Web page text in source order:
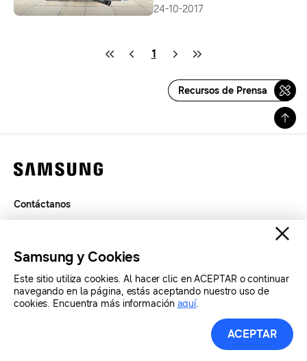
24-10-2017
1
Recursos de Prensa
Contáctanos
SAMSUNG.COM
Copyright© SAMSUNG Todos los derechos reservados.
Samsung y Cookies
Este sitio utiliza cookies. Al hacer clic en ACEPTAR o continuar
navegando en la página, estás aceptando nuestro uso de
cookies. Encuentra más información aquí.
ACEPTAR